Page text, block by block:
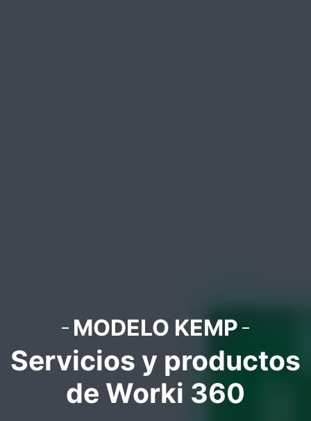
MODELO KEMP
Servicios y productos
de Worki 360